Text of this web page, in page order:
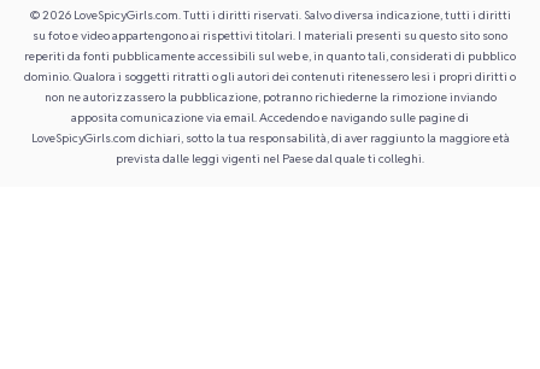
© 2026 LoveSpicyGirls.com. Tutti i diritti riservati. Salvo diversa indicazione, tutti i diritti
su foto e video appartengono ai rispettivi titolari. I materiali presenti su questo sito sono
reperiti da fonti pubblicamente accessibili sul web e, in quanto tali, considerati di pubblico
dominio. Qualora i soggetti ritratti o gli autori dei contenuti ritenessero lesi i propri diritti o
non ne autorizzassero la pubblicazione, potranno richiederne la rimozione inviando
apposita comunicazione via email. Accedendo e navigando sulle pagine di
LoveSpicyGirls.com dichiari, sotto la tua responsabilità, di aver raggiunto la maggiore età
prevista dalle leggi vigenti nel Paese dal quale ti colleghi.